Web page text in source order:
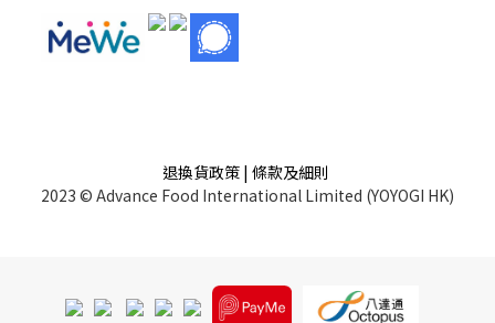
退換貨政策 | 條款及細則
2023 © Advance Food International Limited (YOYOGI HK)